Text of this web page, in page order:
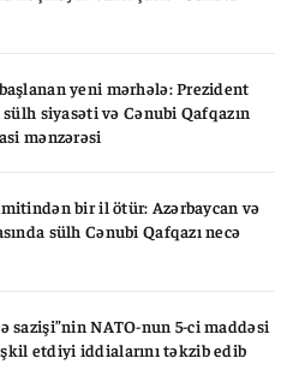
yeni mərhələ: Prezident
siyasəti və Cənubi Qafqazın
mənzərəsi
bir il ötür: Azərbaycan və
sülh Cənubi Qafqazı necə
sazişi”nin NATO-nun 5-ci maddəsi
etdiyi iddialarını təkzib edib